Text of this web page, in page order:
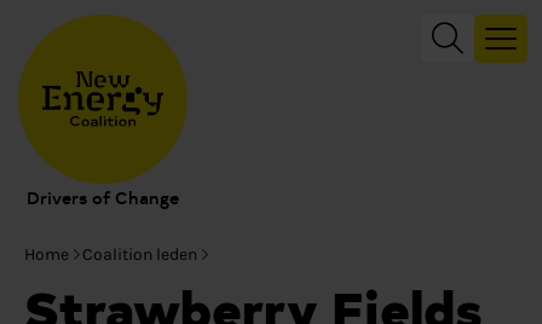
Drivers of Change
Home Coalition leden
Strawberry Fields